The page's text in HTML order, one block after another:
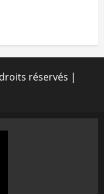
réservés |